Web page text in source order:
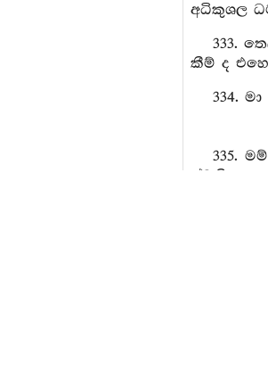
අධිකුශල
333.
කීම් ද
334.
335.
ස්වකීය